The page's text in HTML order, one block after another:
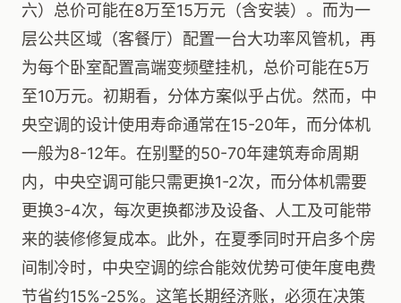
六）总价可能在8万至15万元（含安装）。而为一
层公共区域（客餐厅）配置一台大功率风管机，再
为每个卧室配置高端变频壁挂机，总价可能在5万
至10万元。初期看，分体方案似乎占优。然而，中
央空调的设计使用寿命通常在15-20年，而分体机
一般为8-12年。在别墅的50-70年建筑寿命周期
内，中央空调可能只需更换1-2次，而分体机需要
更换3-4次，每次更换都涉及设备、人工及可能带
来的装修修复成本。此外，在夏季同时开启多个房
间制冷时，中央空调的综合能效优势可使年度电费
节省约15%-25%。这笔长期经济账，必须在决策